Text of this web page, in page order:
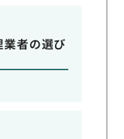
者の選び